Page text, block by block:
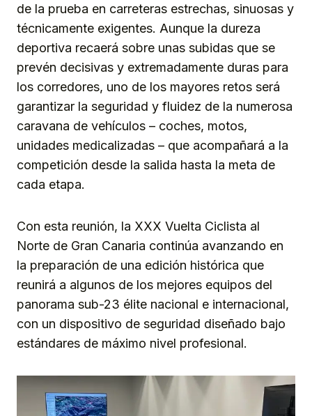
de la prueba en carreteras estrechas, sinuosas y
técnicamente exigentes. Aunque la dureza
deportiva recaerá sobre unas subidas que se
prevén decisivas y extremadamente duras para
los corredores, uno de los mayores retos será
garantizar la seguridad y fluidez de la numerosa
caravana de vehículos – coches, motos,
unidades medicalizadas – que acompañará a la
competición desde la salida hasta la meta de
cada etapa.
Con esta reunión, la XXX Vuelta Ciclista al
Norte de Gran Canaria continúa avanzando en
la preparación de una edición histórica que
reunirá a algunos de los mejores equipos del
panorama sub-23 élite nacional e internacional,
con un dispositivo de seguridad diseñado bajo
estándares de máximo nivel profesional.